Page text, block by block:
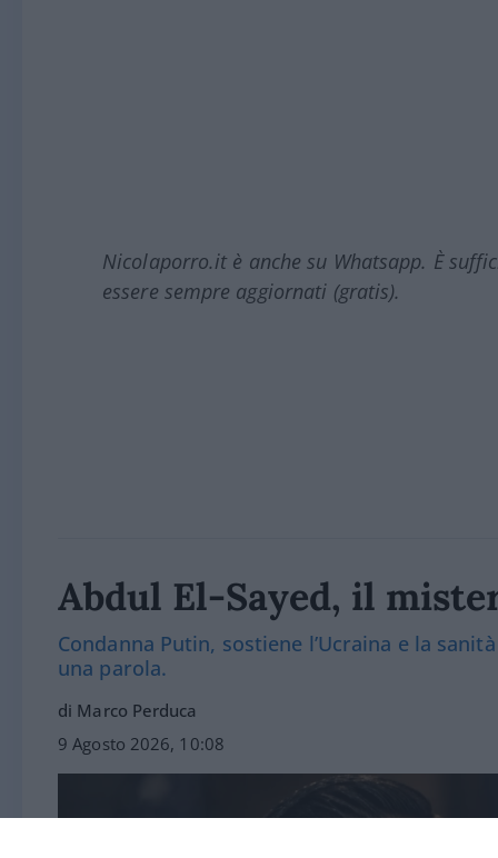
Nicolaporro.it è anche su Whatsapp. È
essere sempre aggiornati (gratis).
Abdul El-Sayed, il
Condanna Putin, sostiene l’Ucraina e la
una parola.
di Marco Perduca
9 Agosto 2026, 10:08